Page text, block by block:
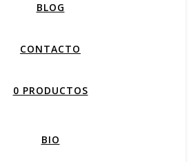
BLOG
CONTACTO
0 PRODUCTOS
BIO